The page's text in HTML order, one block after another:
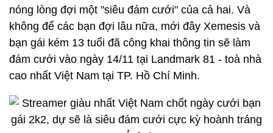
nóng lòng đợi một "siêu đám cưới" của cả hai. Và
không để các bạn đợi lâu nữa, mới đây Xemesis và
bạn gái kém 13 tuổi đã công khai thông tin sẽ làm
đám cưới vào ngày 14/11 tại Landmark 81 - toà nhà
cao nhất Việt Nam tại TP. Hồ Chí Minh.